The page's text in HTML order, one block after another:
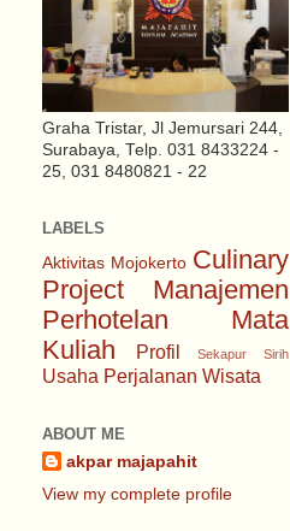
Graha Tristar, Jl Jemursari 244,
Surabaya, Telp. 031 8433224 -
25, 031 8480821 - 22
LABELS
Aktivitas Mojokerto Culinary
Project
Manajemen
Perhotelan
Mata
Kuliah
Profil Sekapur Sirih
Usaha Perjalanan Wisata
ABOUT ME
akpar majapahit
View my complete profile